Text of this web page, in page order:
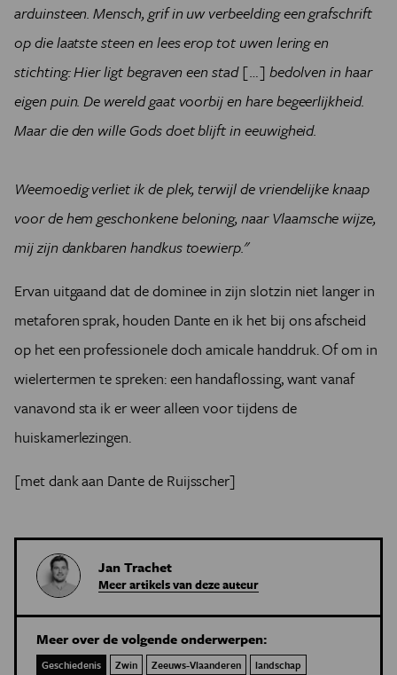
arduinsteen. Mensch, grif in uw verbeelding een grafschrift
op die laatste steen en lees erop tot uwen lering en
stichting: Hier ligt begraven een stad […] bedolven in haar
eigen puin. De wereld gaat voorbij en hare begeerlijkheid.
Maar die den wille Gods doet blijft in eeuwigheid.
Weemoedig verliet ik de plek, terwijl de vriendelijke knaap
voor de hem geschonkene beloning, naar Vlaamsche wijze,
mij zijn dankbaren handkus toewierp."
Ervan uitgaand dat de dominee in zijn slotzin niet langer in
metaforen sprak, houden Dante en ik het bij ons afscheid
op het een professionele doch amicale handdruk. Of om in
wielertermen te spreken: een handaflossing, want vanaf
vanavond sta ik er weer alleen voor tijdens de
huiskamerlezingen.
[met dank aan Dante de Ruijsscher]
Jan Trachet
Meer artikels van deze auteur
Meer over de volgende onderwerpen:
Geschiedenis Zwin Zeeuws-Vlaanderen landschap